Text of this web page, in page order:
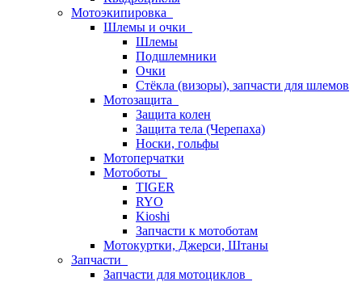
Мотоэкипировка
Шлемы и очки
Шлемы
Подшлемники
Очки
Стёкла (визоры), запчасти для шлемов
Мотозащита
Защита колен
Защита тела (Черепаха)
Носки, гольфы
Мотоперчатки
Мотоботы
TIGER
RYO
Kioshi
Запчасти к мотоботам
Мотокуртки, Джерси, Штаны
Запчасти
Запчасти для мотоциклов